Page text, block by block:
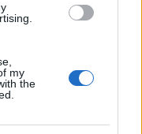
my
the
lidhen me
revokohet
një email që i
e